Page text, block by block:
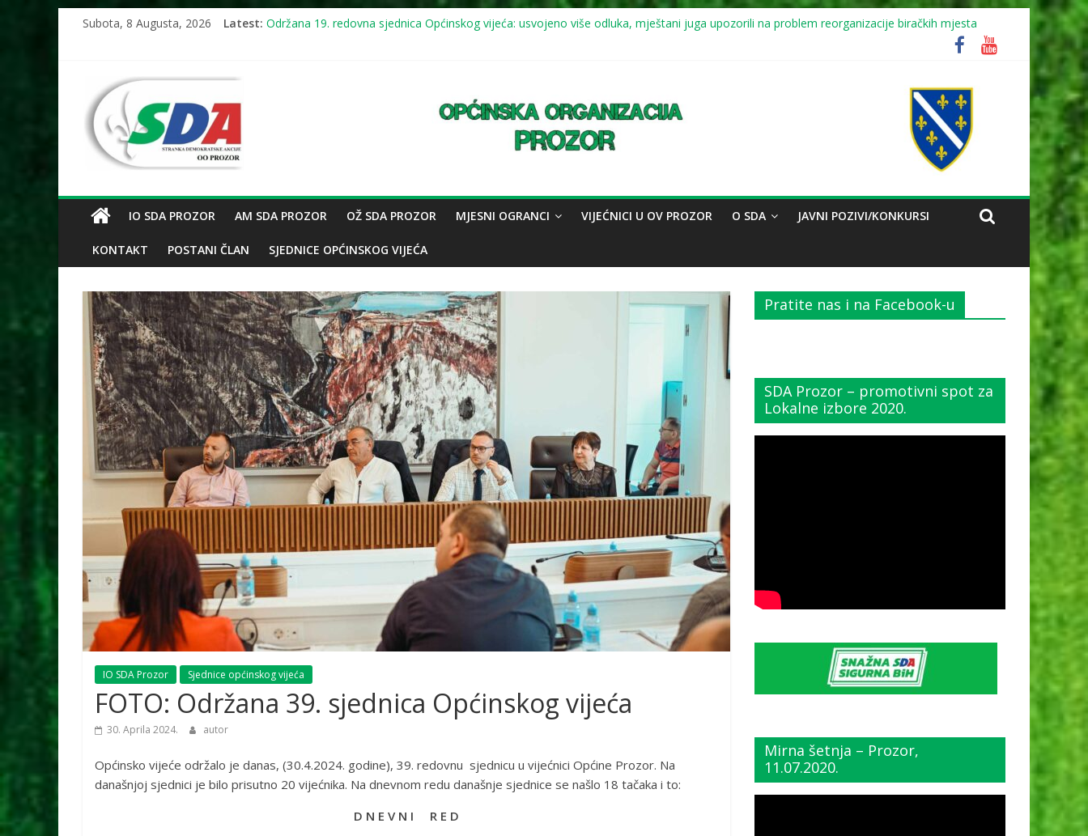
Subota, 8 Augusta, 2026 Latest:
NAJAVA: 18. sjednica Općinskog vijeća
Održana 19. redovna sjednica Općinskog vijeća: usvojeno više odluka, mještani juga upozorili na problem reorganizacije biračkih mjesta
OO
SDA
Prozor
SIGURNO!IO SDA PROZOR AM SDA PROZOR OŽ SDA PROZOR MJESNI OGRANCI VIJEĆNICI U OV PROZOR O SDA JAVNI POZIVI/KONKURSI
KONTAKT POSTANI ČLAN SJEDNICE OPĆINSKOG VIJEĆA
IO SDA Prozor Sjednice općinskog vijeća
FOTO: Održana 39. sjednica Općinskog vijeća
30. Aprila 2024. autor
Općinsko vijeće održalo je danas, (30.4.2024. godine), 39. redovnu sjednicu u vijećnici Općine Prozor. Na
današnjoj sjednici je bilo prisutno 20 vijećnika. Na dnevnom redu današnje sjednice se našlo 18 tačaka i to:
D N E V N I R E D
Pratite nas i na Facebook-u
SDA Prozor – promotivni spot za
Lokalne izbore 2020.
Mirna šetnja – Prozor,
11.07.2020.